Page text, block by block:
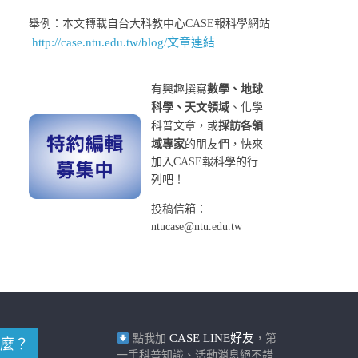
舉例：本文轉載自台大科教中心CASE報科學網站
http://case.ntu.edu.tw/blog/文章連結
有興趣撰寫數學、地球
科學、天文領域 、化學
科普文章，或採訪各領
域專家的朋友們，快來
加入CASE報科學的行
列吧！
投稿信箱：
ntucase@ntu.edu.tw
？ 點我加 CASE LINE好友 ，第
一手科普知識、活動消息絕不錯